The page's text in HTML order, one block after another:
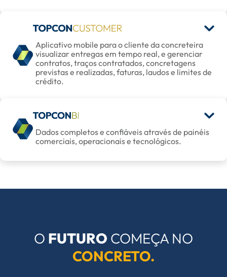
Aplicativo mobile para o cliente da concreteira
visualizar entregas em tempo real, e gerenciar
contratos, traços contratados, concretagens
previstas e realizadas, faturas, laudos e limites de
crédito.
Dados completos e confiáveis através de painéis
comerciais, operacionais e tecnológicos.
O FUTURO COMEÇA NO
CONCRETO.